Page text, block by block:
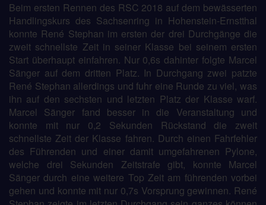
Beim ersten Rennen des RSC 2018 auf dem bewässerten
Handlingskurs des Sachsenring in Hohenstein-Ernstthal
konnte René Stephan im ersten der drei Durchgänge die
zweit schnellste Zeit in seiner Klasse bei seinem ersten
Start überhaupt einfahren. Nur 0,6s dahinter folgte Marcel
Sänger auf dem dritten Platz. In Durchgang zwei patzte
René Stephan allerdings und fuhr eine Runde zu viel, was
ihn auf den sechsten und letzten Platz der Klasse warf.
Marcel Sänger fand besser in die Veranstaltung und
konnte mit nur 0,2 Sekunden Rückstand die zweit
schnellste Zeit der Klasse fahren. Durch einen Fahrfehler
des Führenden und einer damit umgefahrenen Pylone,
welche drei Sekunden Zeitstrafe gibt, konnte Marcel
Sänger durch eine weitere Top Zeit am führenden vorbei
gehen und konnte mit nur 0,7s Vorsprung gewinnen. René